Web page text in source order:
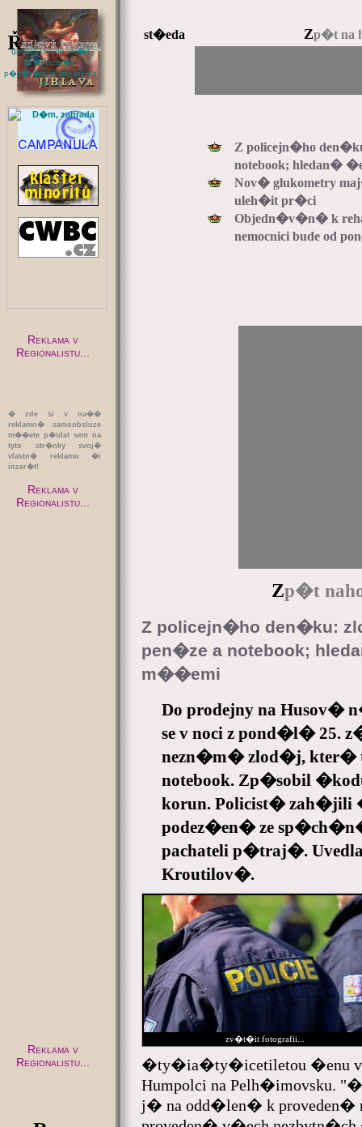
st�eda Zp�t na
(pokud chcete vlo�it
sv�j inzer�t,
p�e�t�te si zde jak na
to...):
Reklama v
Regionalistu...
� zde si v na��
reklamn� samoobsluze
m��ete p�idat sem na
tyto str�nky svoj�
vlastn� reklamu �i
inzer�t!
Reklama v
Regionalistu...
Reklama v
Regionalistu...
Z policejn�ho
notebook; hledan�
Nov� glukometry
uleh�it pr�ci
Objedn�v�n� k
nemocnici bude od
Zp�t
Z policejn�ho den�ku:
pen�ze a notebook;
m��emi
Do prodejny na Husov�
se v noci z pond�l�
nezn�m� zlod�j, kter�
notebook. Zp�sobil
korun. Policist�
podez�en� ze
pachateli p�traj�.
Kroutilov�.
zv�t�it fotografii...
�ty�ia�ty�icetiletou �enu
Humpolci na Pelh�imovsku.
j� na odd�len� k proveden�